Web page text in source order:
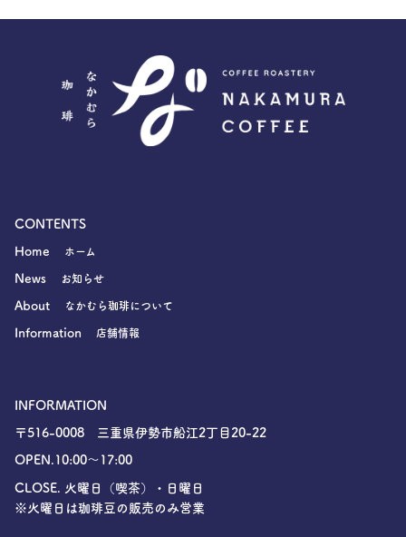
CONTENTS
Home ホーム
News お知らせ
About なかむら珈琲について
Information 店舗情報
INFORMATION
〒516-0008 三重県伊勢市船江2丁目20-22
OPEN.10:00〜17:00
CLOSE. 火曜日（喫茶）・日曜日
※火曜日は珈琲豆の販売のみ営業